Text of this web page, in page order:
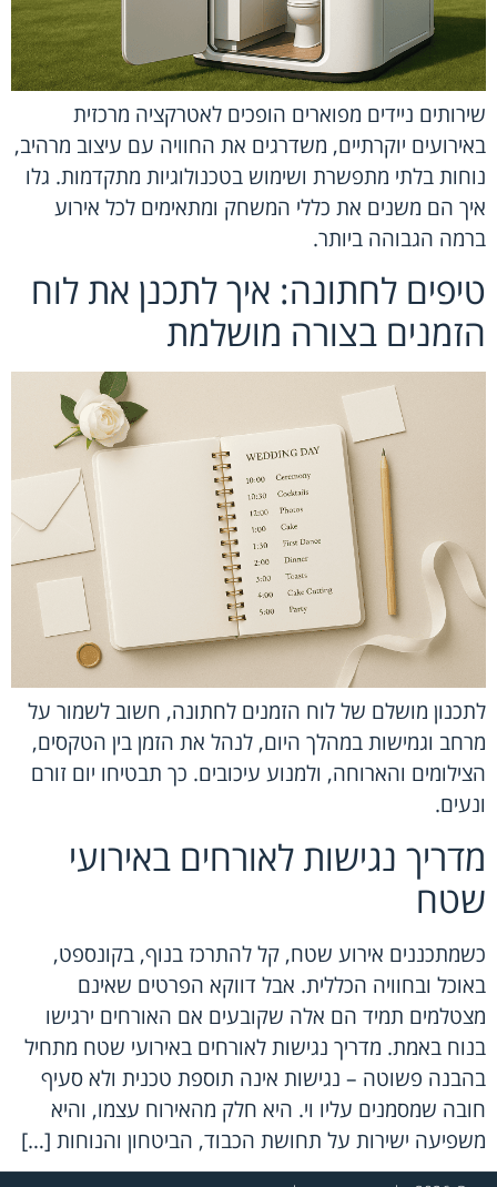
שירותים ניידים מפוארים הופכים לאטרקציה מרכזית
באירועים יוקרתיים, משדרגים את החוויה עם עיצוב מרהיב,
נוחות בלתי מתפשרת ושימוש בטכנולוגיות מתקדמות. גלו
איך הם משנים את כללי המשחק ומתאימים לכל אירוע
ברמה הגבוהה ביותר.
טיפים לחתונה: איך לתכנן את לוח
הזמנים בצורה מושלמת
לתכנון מושלם של לוח הזמנים לחתונה, חשוב לשמור על
מרחב וגמישות במהלך היום, לנהל את הזמן בין הטקסים,
הצילומים והארוחה, ולמנוע עיכובים. כך תבטיחו יום זורם
ונעים.
מדריך נגישות לאורחים באירועי
שטח
כשמתכננים אירוע שטח, קל להתרכז בנוף, בקונספט,
באוכל ובחוויה הכללית. אבל דווקא הפרטים שאינם
מצטלמים תמיד הם אלה שקובעים אם האורחים ירגישו
בנוח באמת. מדריך נגישות לאורחים באירועי שטח מתחיל
בהבנה פשוטה – נגישות אינה תוספת טכנית ולא סעיף
חובה שמסמנים עליו וי. היא חלק מהאירוח עצמו, והיא
משפיעה ישירות על תחושת הכבוד, הביטחון והנוחות […]